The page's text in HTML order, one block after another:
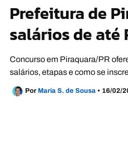
Prefeitura de
salários de até
Concurso em Piraquara/PR
salários, etapas e como se
Por Maria S. de Sousa • 16/02/